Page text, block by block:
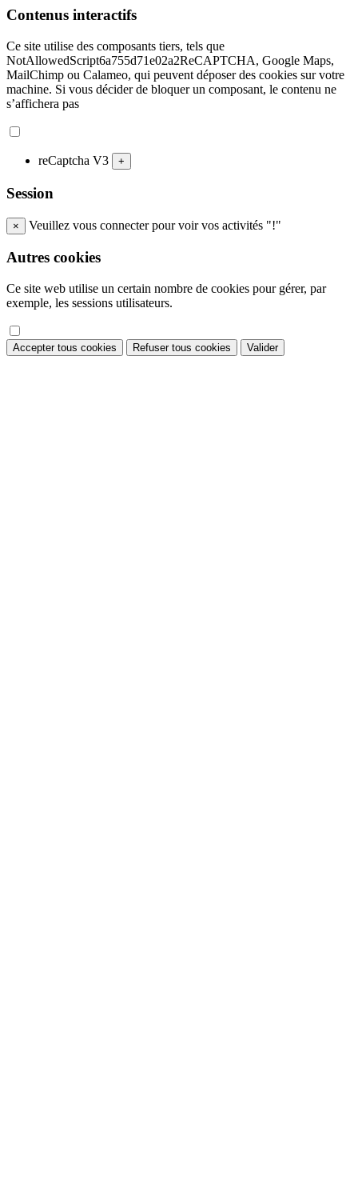
Contenus interactifs
Ce site utilise des composants tiers, tels que
NotAllowedScript6a755d71e02a2ReCAPTCHA, Google Maps,
MailChimp ou Calameo, qui peuvent déposer des cookies sur votre
machine. Si vous décider de bloquer un composant, le contenu ne
s’affichera pas
reCaptcha V3 +
Session
× Veuillez vous connecter pour voir vos activités "!"
Autres cookies
Ce site web utilise un certain nombre de cookies pour gérer, par
exemple, les sessions utilisateurs.
Accepter tous cookies Refuser tous cookies Valider